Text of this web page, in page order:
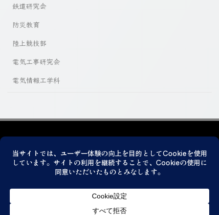
鉄道研究会
防災教育
陸上競技部
電気工事研究会
電気情報工学科
© 2026 神戸市立科学技術高等学校